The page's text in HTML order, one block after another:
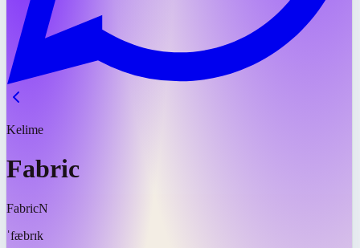
Kelime
Fabric
FabricN
ˈfæbrɪk